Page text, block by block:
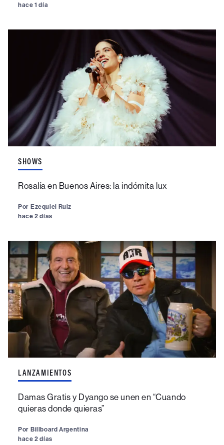
hace 1 día
SHOWS
Rosalía en Buenos Aires: la indómita lux
Por Ezequiel Ruiz
hace 2 días
LANZAMIENTOS
Damas Gratis y Dyango se unen en “Cuando
quieras donde quieras”
Por Billboard Argentina
hace 2 días